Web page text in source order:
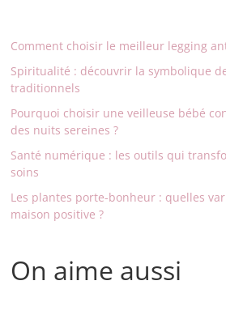
Comment choisir le meilleur legging
Spiritualité : découvrir la symbolique
traditionnels
Pourquoi choisir une veilleuse bébé
des nuits sereines ?
Santé numérique : les outils qui
soins
Les plantes porte-bonheur : quelles
maison positive ?
On aime aussi